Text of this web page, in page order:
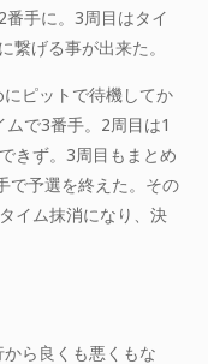
番手に。3周目はタイ
繋げる事が出来た。
ピットで待機してか
ムで3番手。2周目は1
きず。3周目もまとめ
で予選を終えた。その
イム抹消になり、決
ら良くも悪くもな